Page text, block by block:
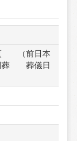
　（前日本
　　葬儀日